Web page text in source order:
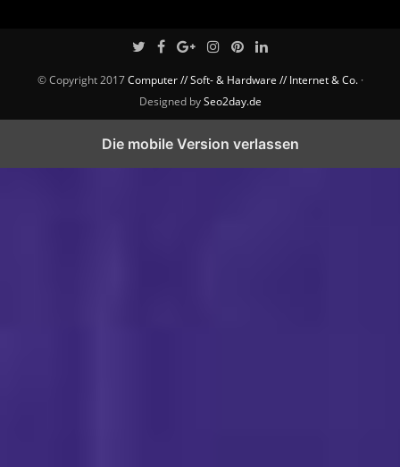
© Copyright 2017Computer // Soft- & Hardware // Internet & Co.·
Designed bySeo2day.de
Die mobile Version verlassen